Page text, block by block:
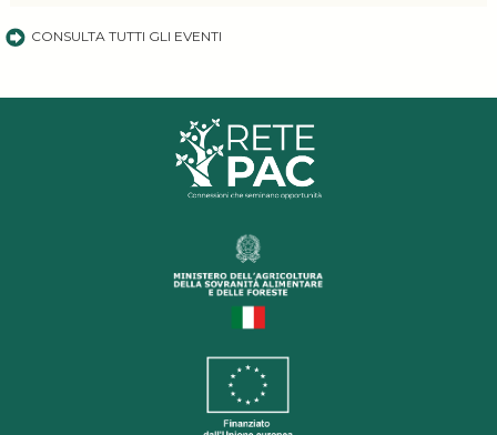
CONSULTA TUTTI GLI EVENTI